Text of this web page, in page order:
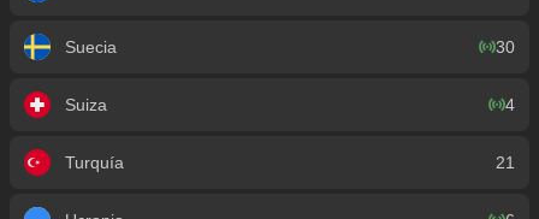
Suecia 30
Suiza 4
Turquía 21